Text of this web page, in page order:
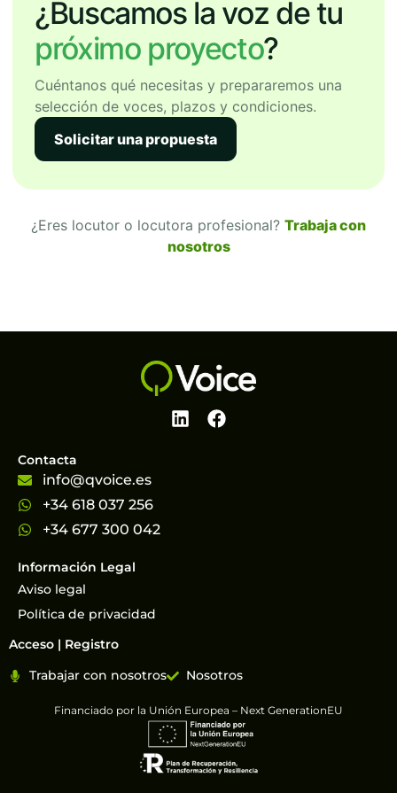
¿Buscamos la voz de tu
próximo proyecto?
Cuéntanos qué necesitas y prepararemos una
selección de voces, plazos y condiciones.
Solicitar una propuesta
¿Eres locutor o locutora profesional? Trabaja con
nosotros
Información Legal
Aviso legal
Política de privacidad
Contacta
info@qvoice.es
+34 618 037 256
+34 677 300 042
Acceso | Registro
Trabajar con nosotros
Nosotros
Financiado por la Unión Europea – Next GenerationEU